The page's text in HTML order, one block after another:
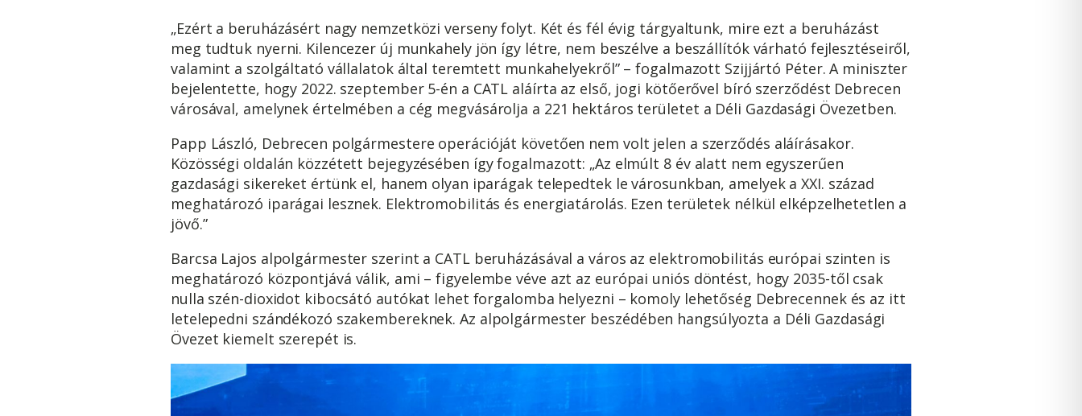
„Ezért a beruházásért nagy nemzetközi verseny folyt. Két és fél évig tárgyaltunk, mire ezt a beruházást
meg tudtuk nyerni. Kilencezer új munkahely jön így létre, nem beszélve a beszállítók várható fejlesztéseiről,
valamint a szolgáltató vállalatok által teremtett munkahelyekről” – fogalmazott Szijjártó Péter. A miniszter
bejelentette, hogy 2022. szeptember 5-én a CATL aláírta az első, jogi kötőerővel bíró szerződést Debrecen
városával, amelynek értelmében a cég megvásárolja a 221 hektáros területet a Déli Gazdasági Övezetben.
Papp László, Debrecen polgármestere operációját követően nem volt jelen a szerződés aláírásakor.
Közösségi oldalán közzétett bejegyzésében így fogalmazott: „Az elmúlt 8 év alatt nem egyszerűen
gazdasági sikereket értünk el, hanem olyan iparágak telepedtek le városunkban, amelyek a XXI. század
meghatározó iparágai lesznek. Elektromobilitás és energiatárolás. Ezen területek nélkül elképzelhetetlen a
jövő.”
Barcsa Lajos alpolgármester szerint a CATL beruházásával a város az elektromobilitás európai szinten is
meghatározó központjává válik, ami – figyelembe véve azt az európai uniós döntést, hogy 2035-től csak
nulla szén-dioxidot kibocsátó autókat lehet forgalomba helyezni – komoly lehetőség Debrecennek és az itt
letelepedni szándékozó szakembereknek. Az alpolgármester beszédében hangsúlyozta a Déli Gazdasági
Övezet kiemelt szerepét is.